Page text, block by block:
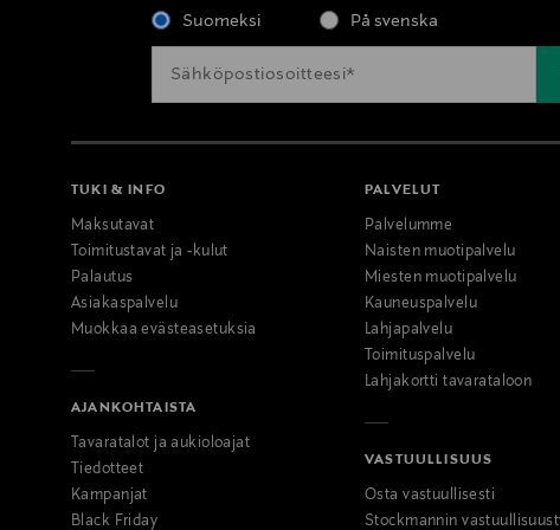
Suomeksi På svenska
TUKI & INFO
Maksutavat
Toimitustavat ja -kulut
Palautus
Asiakaspalvelu
Muokkaa evästeasetuksia
AJANKOHTAISTA
Tavaratalot ja aukioloajat
Tiedotteet
Kampanjat
Black Friday
PALVELUT
Palvelumme
Naisten muotipalvelu
Miesten muotipalvelu
Kauneuspalvelu
Lahjapalvelu
Toimituspalvelu
Lahjakortti tavarataloon
VASTUULLISUUS
Osta vastuullisesti
Stockmannin